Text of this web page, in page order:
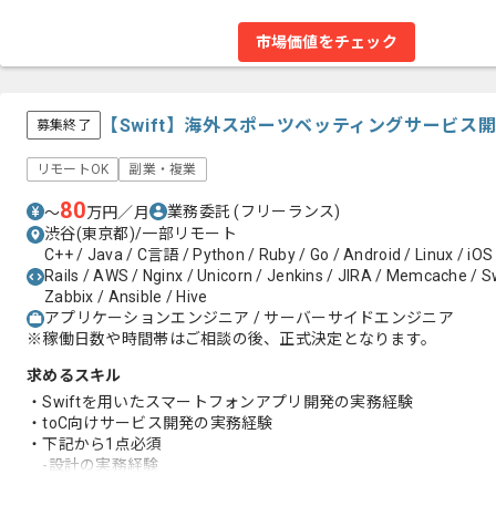
市場価値をチェック
募集終了 【Swift】海外スポーツベッティングサービス
リモートOK 副業・複業
〜80万円／月 業務委託(フリーランス)
渋谷(東京都)/一部リモート
C++ / Java / C言語 / Python / Ruby / Go / Android / Linux /
Rails / AWS / Nginx / Unicorn / Jenkins / JIRA / Memcache /
Zabbix / Ansible / Hive
アプリケーションエンジニア / サーバーサイドエンジニア
※稼働日数や時間帯はご相談の後、正式決定となります。
求めるスキル
・Swiftを用いたスマートフォンアプリ開発の実務経験
・toC向けサービス開発の実務経験
・下記から1点必須
-設計の実務経験